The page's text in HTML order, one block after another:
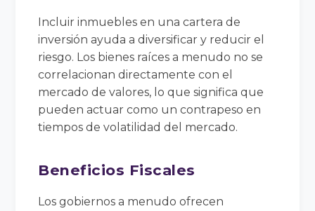
Incluir inmuebles en una cartera de
inversión ayuda a diversificar y reducir el
riesgo. Los bienes raíces a menudo no se
correlacionan directamente con el
mercado de valores, lo que significa que
pueden actuar como un contrapeso en
tiempos de volatilidad del mercado.
Beneficios Fiscales
Los gobiernos a menudo ofrecen